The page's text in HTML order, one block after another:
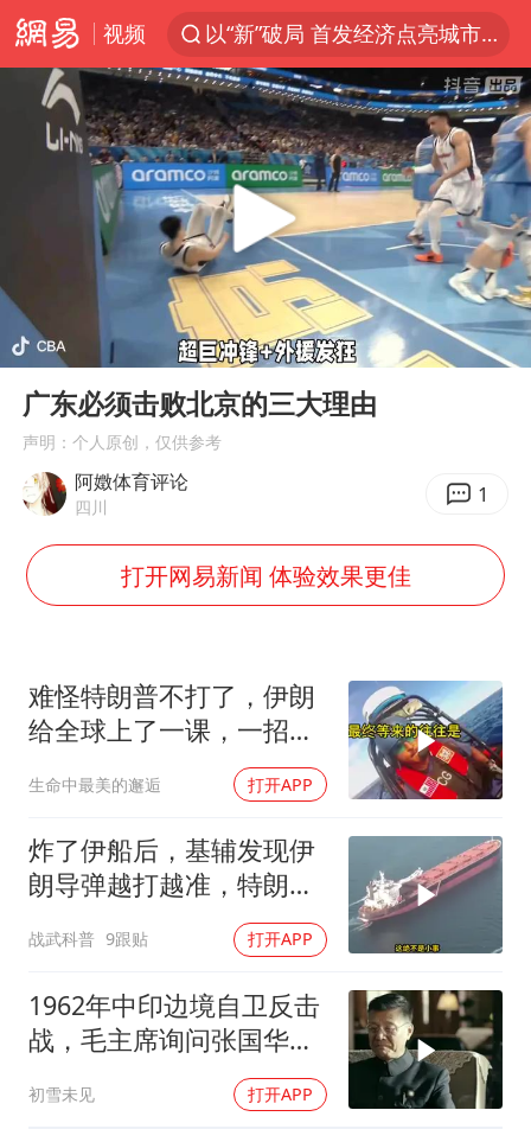
视频
以“新”破局 首发经济点亮城市消费活力
中方回应是否在太平洋海底开采稀土
佛得角门将亮相智利俱乐部主场
陈熠叫医疗暂停被驳回 带伤遭逆转
深圳地面沉降致车辆损坏系谣言
多地要求领导干部带头休假
今年已有4位周星驰电影配角去世
法国下周开始禁止未经同意的电话营销
CIA被曝已秘密设立古巴工作组
我国编制完成新版全月地质图
外交部发言人就广岛核爆81周年等答记者问
感觉全东北都在等7号
80后女柜员逆袭成4200亿银行副行长
27岁女子成组织卖淫集团主犯被通缉
奋进开新局 实干挑大梁
Play
00:00 02:54
广东必须击败北京的三大理由
声明：个人原创，仅供参考
阿嬍体育评论
四川 1
打开网易新闻 体验效果更佳
难怪特朗普不打了，伊朗
给全球上了一课，一招吃
生命中最美的邂逅 打开APP
炸了伊船后，基辅发现伊
朗导弹越打越准，特朗普
战武科普 9跟贴 打开APP
1962年中印边境自卫反击
战，毛主席询问张国华能
初雪未见 打开APP